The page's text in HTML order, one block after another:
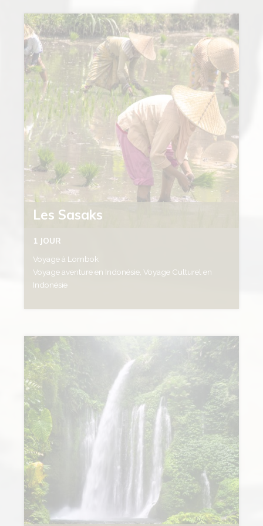
Les Sasaks
1 JOUR
Voyage à Lombok
Voyage aventure en Indonésie, Voyage Culturel en
Indonésie